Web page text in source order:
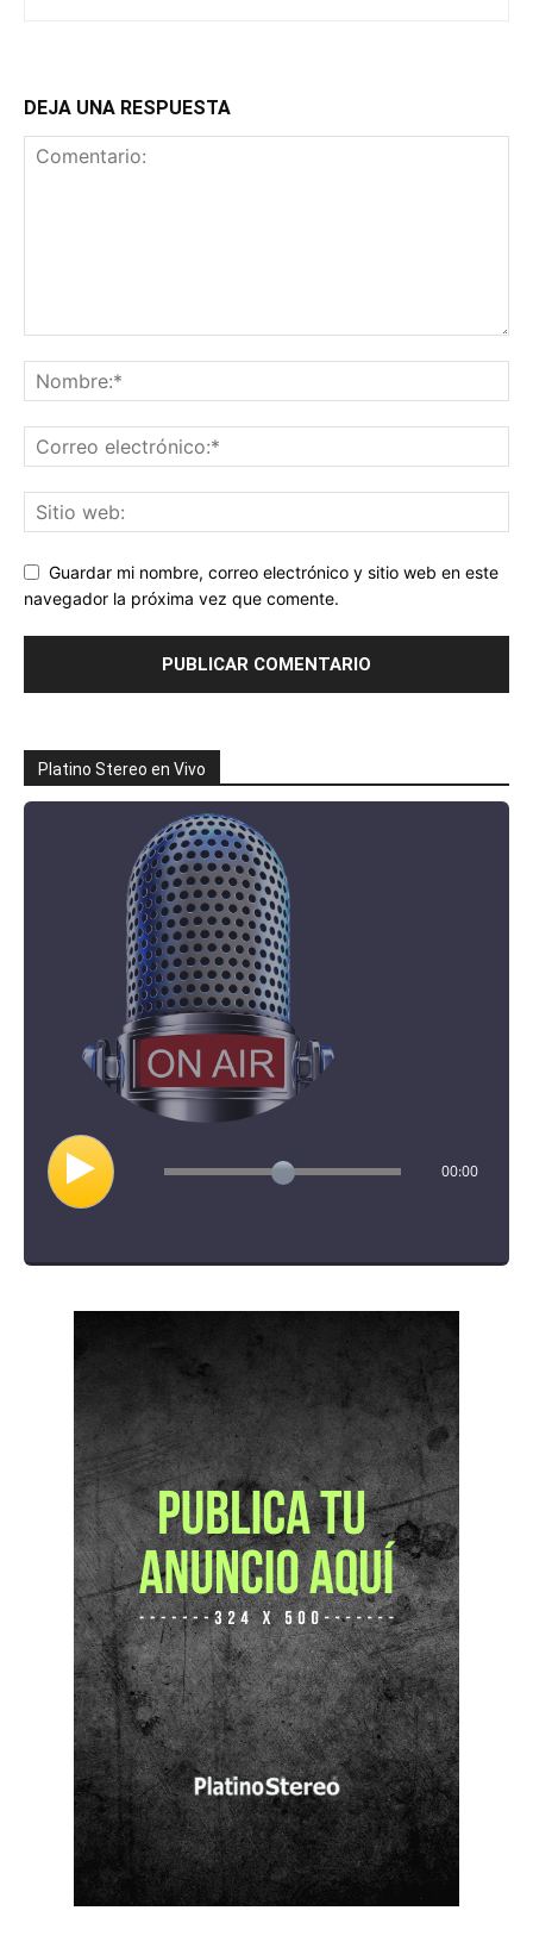
DEJA UNA RESPUESTA
Guardar mi nombre, correo electrónico y sitio web en este
navegador la próxima vez que comente.
Platino Stereo en Vivo
00:00